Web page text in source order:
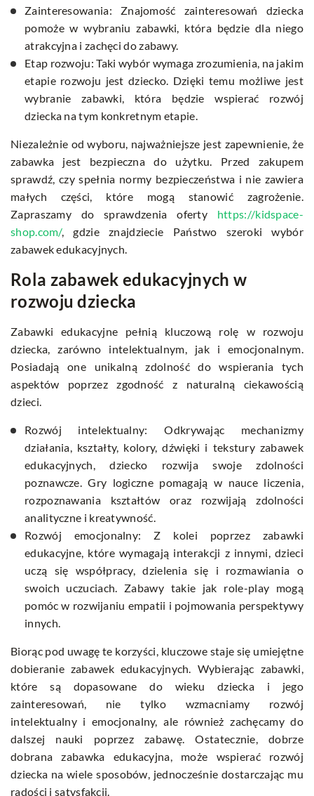
Zainteresowania: Znajomość zainteresowań dziecka
pomoże w wybraniu zabawki, która będzie dla niego
atrakcyjna i zachęci do zabawy.
Etap rozwoju: Taki wybór wymaga zrozumienia, na jakim
etapie rozwoju jest dziecko. Dzięki temu możliwe jest
wybranie zabawki, która będzie wspierać rozwój
dziecka na tym konkretnym etapie.
Niezależnie od wyboru, najważniejsze jest zapewnienie, że
zabawka jest bezpieczna do użytku. Przed zakupem
sprawdź, czy spełnia normy bezpieczeństwa i nie zawiera
małych części, które mogą stanowić zagrożenie.
Zapraszamy do sprawdzenia oferty https://kidspace-
shop.com/, gdzie znajdziecie Państwo szeroki wybór
zabawek edukacyjnych.
Rola zabawek edukacyjnych w
rozwoju dziecka
Zabawki edukacyjne pełnią kluczową rolę w rozwoju
dziecka, zarówno intelektualnym, jak i emocjonalnym.
Posiadają one unikalną zdolność do wspierania tych
aspektów poprzez zgodność z naturalną ciekawością
dzieci.
Rozwój intelektualny: Odkrywając mechanizmy
działania, kształty, kolory, dźwięki i tekstury zabawek
edukacyjnych, dziecko rozwija swoje zdolności
poznawcze. Gry logiczne pomagają w nauce liczenia,
rozpoznawania kształtów oraz rozwijają zdolności
analityczne i kreatywność.
Rozwój emocjonalny: Z kolei poprzez zabawki
edukacyjne, które wymagają interakcji z innymi, dzieci
uczą się współpracy, dzielenia się i rozmawiania o
swoich uczuciach. Zabawy takie jak role-play mogą
pomóc w rozwijaniu empatii i pojmowania perspektywy
innych.
Biorąc pod uwagę te korzyści, kluczowe staje się umiejętne
dobieranie zabawek edukacyjnych. Wybierając zabawki,
które są dopasowane do wieku dziecka i jego
zainteresowań, nie tylko wzmacniamy rozwój
intelektualny i emocjonalny, ale również zachęcamy do
dalszej nauki poprzez zabawę. Ostatecznie, dobrze
dobrana zabawka edukacyjna, może wspierać rozwój
dziecka na wiele sposobów, jednocześnie dostarczając mu
radości i satysfakcji.